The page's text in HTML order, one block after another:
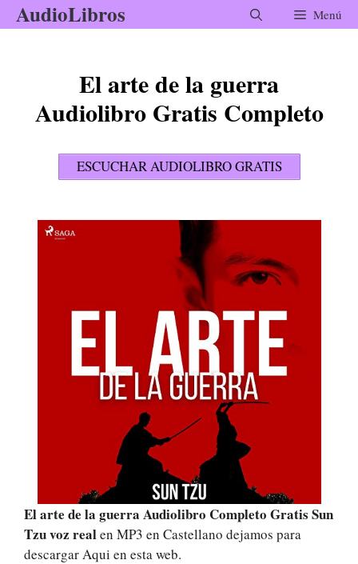
Saltar
al
AudioLibros Menú
El arte de la guerra
Audiolibro Gratis Completo
ESCUCHAR AUDIOLIBRO GRATIS
El arte de la guerra Audiolibro Completo Gratis Sun
Tzu voz realen MP3 en Castellano dejamos para
descargar Aqui en esta web.